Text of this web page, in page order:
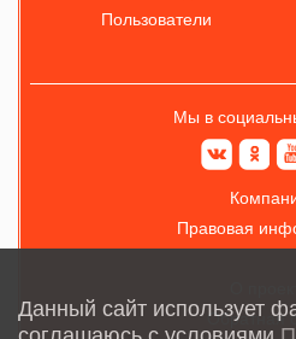
Пользователи
Мы в
Правовая
Обратная
Данный сайт использует